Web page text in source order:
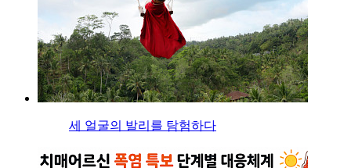
세 얼굴의 발리를 탐험하다